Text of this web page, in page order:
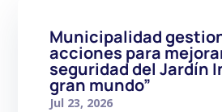
Municipalidad
acciones para
seguridad del Jardín
gran mundo”
Jul 23, 2026